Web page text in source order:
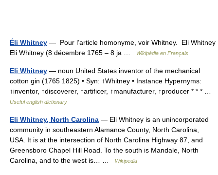
Éli Whitney — Pour l’article homonyme, voir Whitney. Eli Whitney
Eli Whitney (8 décembre 1765 – 8 ja …
Wikipédia en Français
Eli Whitney — noun United States inventor of the mechanical
cotton gin (1765 1825) • Syn: ↑Whitney • Instance Hypernyms:
↑inventor, ↑discoverer, ↑artificer, ↑manufacturer, ↑producer * * * …
Useful english dictionary
Eli Whitney, North Carolina — Eli Whitney is an unincorporated
community in southeastern Alamance County, North Carolina,
USA. It is at the intersection of North Carolina Highway 87, and
Greensboro Chapel Hill Road. To the south is Mandale, North
Carolina, and to the west is… …
Wikipedia